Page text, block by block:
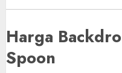
Harga
Spoon